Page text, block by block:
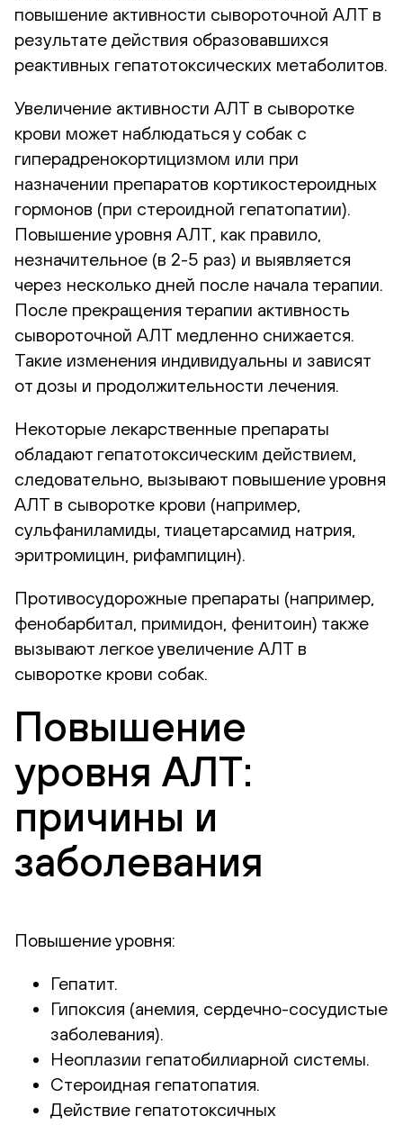
повышение активности сывороточной АЛТ в
результате действия образовавшихся
реактивных гепатотоксических метаболитов.
Увеличение активности АЛТ в сыворотке
крови может наблюдаться у собак с
гиперадренокортицизмом или при
назначении препаратов кортикостероидных
гормонов (при стероидной гепатопатии).
Повышение уровня АЛТ, как правило,
незначительное (в 2-5 раз) и выявляется
через несколько дней после начала терапии.
После прекращения терапии активность
сывороточной АЛТ медленно снижается.
Такие изменения индивидуальны и зависят
от дозы и продолжительности лечения.
Некоторые лекарственные препараты
обладают гепатотоксическим действием,
следовательно, вызывают повышение уровня
АЛТ в сыворотке крови (например,
сульфаниламиды, тиацетарсамид натрия,
эритромицин, рифампицин).
Противосудорожные препараты (например,
фенобарбитал, примидон, фенитоин) также
вызывают легкое увеличение АЛТ в
сыворотке крови собак.
Повышение
уровня АЛТ:
причины и
заболевания
Повышение уровня:
Гепатит.
Гипоксия (анемия, сердечно-сосудистые
заболевания).
Неоплазии гепатобилиарной системы.
Стероидная гепатопатия.
Действие гепатотоксичных